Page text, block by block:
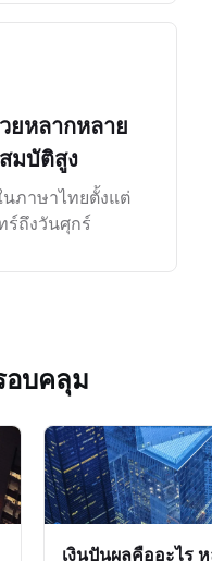
ยหลากหลาย
มบัติสูง
ภาษาไทยตั้งแต่
ร์ถึงวันศุกร์
อบคลุม
เงินปันผลคืออะไร